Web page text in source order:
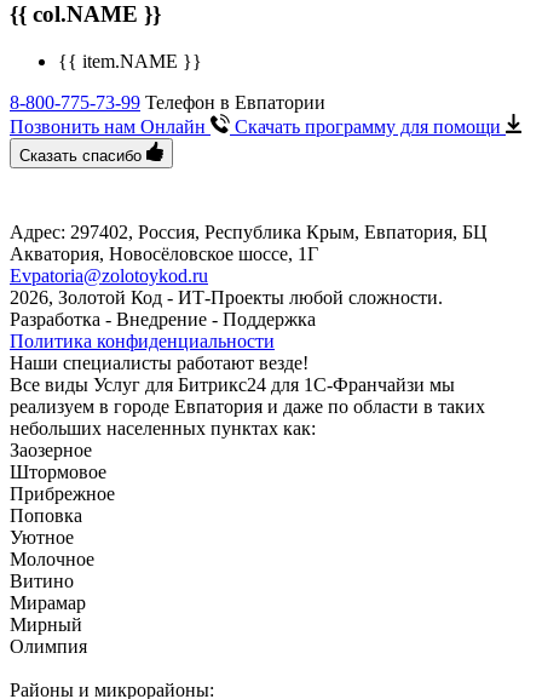
{{ col.NAME }}
{{ item.NAME }}
8-800-775-73-99 Телефон в Евпатории
Позвонить нам Онлайн
Скачать программу для помощи
Сказать спасибо
Адрес: 297402, Россия, Республика Крым, Евпатория, БЦ
Акватория, Новосёловское шоссе, 1Г
Evpatoria@zolotoykod.ru
2026, Золотой Код - ИТ-Проекты любой сложности.
Разработка - Внедрение - Поддержка
Политика конфиденциальности
Наши специалисты работают везде!
Все виды Услуг для Битрикс24 для 1С-Франчайзи мы
реализуем в городе Евпатория и даже по области в таких
небольших населенных пунктах как:
Заозерное
Штормовое
Прибрежное
Поповка
Уютное
Молочное
Витино
Мирамар
Мирный
Олимпия
Районы и микрорайоны: